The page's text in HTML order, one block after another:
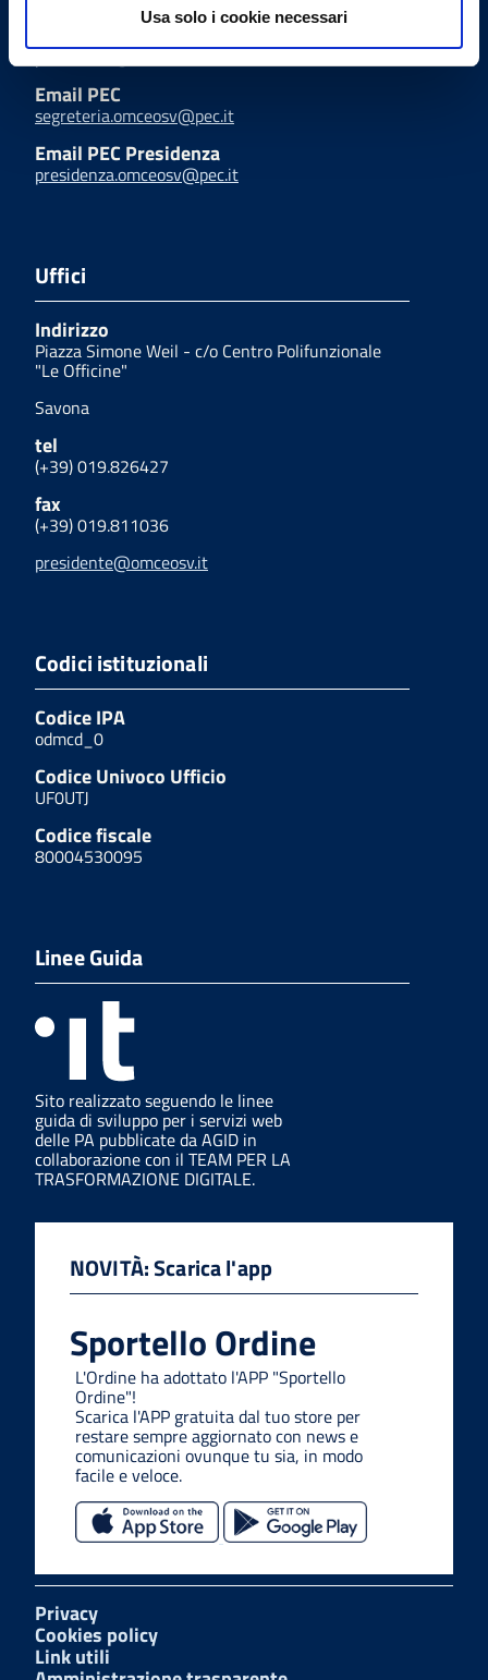
Usa solo i cookie necessari
presidente@omceosv.it
Email PEC
segreteria.omceosv@pec.it
Email PEC Presidenza
presidenza.omceosv@pec.it
Uffici
Indirizzo
Piazza Simone Weil - c/o Centro Polifunzionale
"Le Officine"
Savona
tel
(+39) 019.826427
fax
(+39) 019.811036
presidente@omceosv.it
Codici istituzionali
Codice IPA
odmcd_0
Codice Univoco Ufficio
UF0UTJ
Codice fiscale
80004530095
Linee Guida
Sito realizzato seguendo le linee
guida di sviluppo per i servizi web
delle PA pubblicate da AGID in
collaborazione con il TEAM PER LA
TRASFORMAZIONE DIGITALE.
NOVITÀ: Scarica l'app
Sportello Ordine
L'Ordine ha adottato l'APP "Sportello
Ordine"!
Scarica l'APP gratuita dal tuo store per
restare sempre aggiornato con news e
comunicazioni ovunque tu sia, in modo
facile e veloce.
Privacy
Cookies policy
Link utili